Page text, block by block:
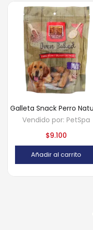
Vendido por: PetSpa
$9.100
Añadir al carrito